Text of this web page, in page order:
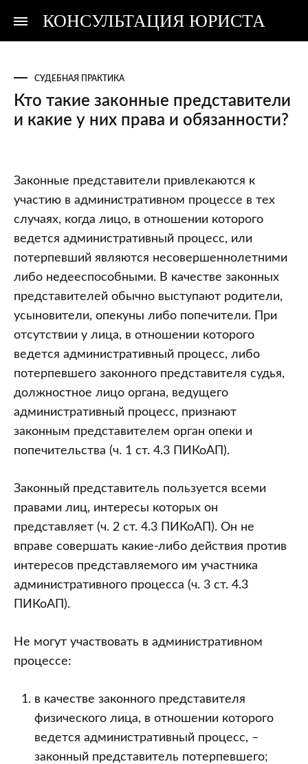
КОНСУЛЬТАЦИЯ ЮРИСТА
Консультация
Консультация
СУДЕБНАЯ ПРАКТИКА
Кто такие законные представители
и какие у них права и обязанности?
Кто
такие
законные
представители
и
какие
у
них
права
и
обязанности?
Законные представители привлекаются к
участию в административном процессе в тех
случаях, когда лицо, в отношении которого
ведется административный процесс, или
потерпевший являются несовершеннолетними
либо недееспособными. В качестве законных
представителей обычно выступают родители,
усыновители, опекуны либо попечители. При
отсутствии у лица, в отношении которого
ведется административный процесс, либо
потерпевшего законного представителя судья,
должностное лицо органа, ведущего
административный процесс, признают
законным представителем орган опеки и
попечительства (ч. 1 ст. 4.3 ПИКоАП).
Законный представитель пользуется всеми
правами лиц, интересы которых он
представляет (ч. 2 ст. 4.3 ПИКоАП). Он не
вправе совершать какие-либо действия против
интересов представляемого им участника
административного процесса (ч. 3 ст. 4.3
ПИКоАП).
Не могут участвовать в административном
процессе:
в качестве законного представителя
физического лица, в отношении которого
ведется административный процесс, –
законный представитель потерпевшего;